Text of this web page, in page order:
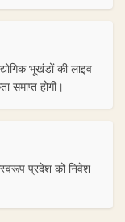
भूखंडों की लाइव
समाप्त होगी।
प्रदेश को निवेश